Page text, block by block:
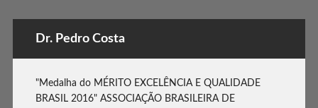
Dr. Pedro Costa
"Medalha do MÉRITO EXCELÊNCIA E QUALIDADE
BRASIL 2016" ASSOCIAÇÃO BRASILEIRA DE